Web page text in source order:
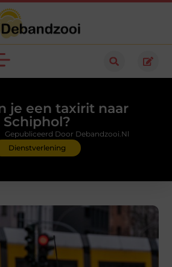
je een taxirit naar
Schiphol?
Dienstverlening
Gepubliceerd Door Debandzooi.nl